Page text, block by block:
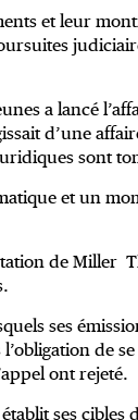
et leur
a lancé
d’une
sont
et un
de Miller
ses
de
ont rejeté.
ses cibles